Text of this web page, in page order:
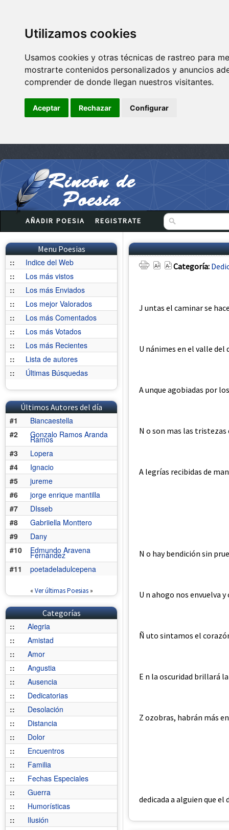
Utilizamos cookies
Usamos cookies y otras técnicas de rastreo para
mostrarte contenidos personalizados y anuncios
comprender de donde llegan nuestros visitantes.
Aceptar Rechazar Configurar
AÑADIR POESIA REGISTRATE
Menu Poesias
::
Indice del Web
::
Los más vistos
::
Los más Enviados
::
Los mejor Valorados
::
Los más Comentados
::
Los más Votados
::
Los más Recientes
::
Lista de autores
::
Últimas Búsquedas
Últimos Autores del día
#1
Biancaestella
#2
Gonzalo Ramos Aranda
Ramos
#3
Lopera
#4
Ignacio
#5
jureme
#6
jorge enrique mantilla
#7
DIsseb
#8
Gabriiella Monttero
#9
Dany
#10
Edmundo Aravena
Fernández
#11
poetadeladulcepena
« Ver últimas Poesias»
Categorías
::
Alegria
::
Amistad
::
Amor
::
Angustia
::
Ausencia
::
Dedicatorias
::
Desolación
::
Distancia
::
Dolor
::
Encuentros
::
Familia
::
Fechas Especiales
::
Guerra
::
Humorísticas
::
Ilusión
Categoría:
J untas el caminar se
U nánimes en el valle del
A unque agobiadas por
N o son mas las tristezas
A legrías recibidas de
N o hay bendición sin
U n ahogo nos envuelva y
Ñ uto sintamos el
E n la oscuridad brillará
Z ozobras, habrán más
dedicada a alguien que